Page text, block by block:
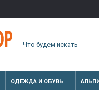
ОДЕЖДА И ОБУВЬ